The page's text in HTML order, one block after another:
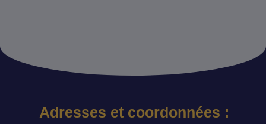
Adresses et coordonnées :